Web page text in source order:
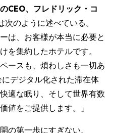
CEO、フレドリック・コ
次のように述べている。
は、お客様が本当に必要と
を集約したホテルです。
ースも、煩わしさも一切あ
デジタル化された滞在体
適な眠り、そして世界有数
値をご提供します。」
の第一歩にすぎない。